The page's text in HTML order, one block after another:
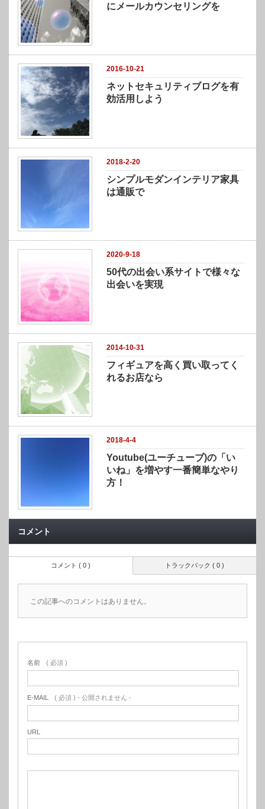
にメールカウンセリングを
2016-10-21
ネットセキュリティブログを有
効活用しよう
2018-2-20
シンプルモダンインテリア家具
は通販で
2020-9-18
50代の出会い系サイトで様々な
出会いを実現
2014-10-31
フィギュアを高く買い取ってく
れるお店なら
2018-4-4
Youtube(ユーチューブ)の「い
いね」を増やす一番簡単なやり
方！
コメント
トラックバック ( 0 )
コメント ( 0 )
この記事へのコメントはありません。
名前 ( 必須 )
E-MAIL ( 必須 ) - 公開されません -
URL